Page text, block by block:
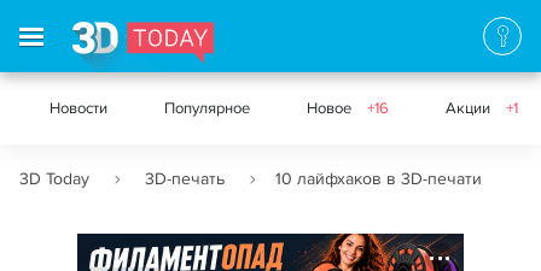
Новости Популярное Новое +16 Акции +1
3D Today 3D-печать 10 лайфхаков в 3D-печати